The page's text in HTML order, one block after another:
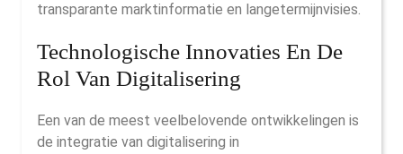
transparante marktinformatie en langetermijnvisies.
Technologische Innovaties En De
Rol Van Digitalisering
Een van de meest veelbelovende ontwikkelingen is
de integratie van digitalisering in